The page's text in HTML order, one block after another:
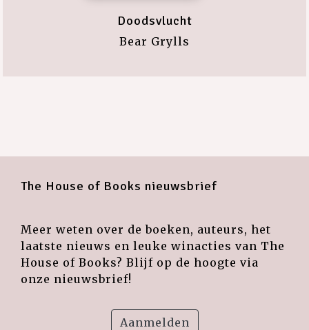
Doodsvlucht
Bear Grylls
The House of Books nieuwsbrief
Meer weten over de boeken, auteurs, het
laatste nieuws en leuke winacties van The
House of Books? Blijf op de hoogte via
onze nieuwsbrief!
Aanmelden